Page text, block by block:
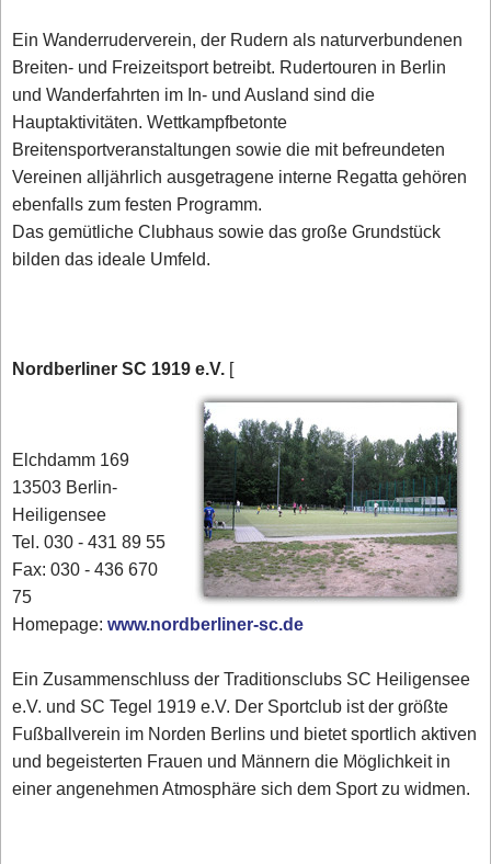
Ein Wanderruderverein, der Rudern als naturverbundenen
Breiten- und Freizeitsport betreibt. Rudertouren in Berlin
und Wanderfahrten im In- und Ausland sind die
Hauptaktivitäten. Wettkampfbetonte
Breitensportveranstaltungen sowie die mit befreundeten
Vereinen alljährlich ausgetragene interne Regatta gehören
ebenfalls zum festen Programm.
Das gemütliche Clubhaus sowie das große Grundstück
bilden das ideale Umfeld.
Nordberliner SC 1919 e.V. [
Elchdamm 169
13503 Berlin-
Heiligensee
Tel. 030 - 431 89 55
Fax: 030 - 436 670
75
Homepage:www.nordberliner-sc.de
Ein Zusammenschluss der Traditionsclubs SC Heiligensee
e.V. und SC Tegel 1919 e.V. Der Sportclub ist der größte
Fußballverein im Norden Berlins und bietet sportlich aktiven
und begeisterten Frauen und Männern die Möglichkeit in
einer angenehmen Atmosphäre sich dem Sport zu widmen.